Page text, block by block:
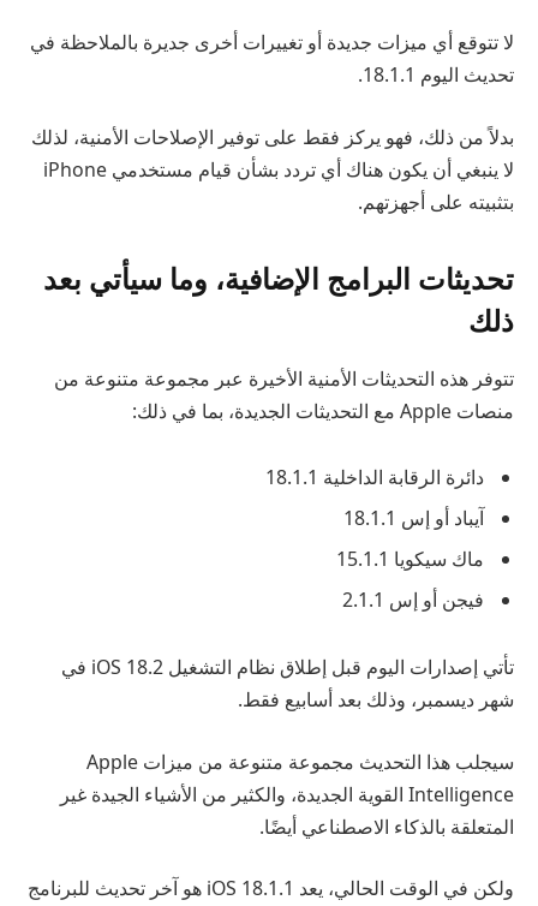
لا تتوقع أي ميزات جديدة أو تغييرات أخرى جديرة بالملاحظة في
تحديث اليوم 18.1.1.
بدلاً من ذلك، فهو يركز فقط على توفير الإصلاحات الأمنية، لذلك
لا ينبغي أن يكون هناك أي تردد بشأن قيام مستخدمي iPhone
بتثبيته على أجهزتهم.
تحديثات البرامج الإضافية، وما سيأتي بعد
ذلك
تتوفر هذه التحديثات الأمنية الأخيرة عبر مجموعة متنوعة من
منصات Apple مع التحديثات الجديدة، بما في ذلك:
دائرة الرقابة الداخلية 18.1.1
آيباد أو إس 18.1.1
ماك سيكويا 15.1.1
فيجن أو إس 2.1.1
تأتي إصدارات اليوم قبل إطلاق نظام التشغيل iOS 18.2 في
شهر ديسمبر، وذلك بعد أسابيع فقط.
سيجلب هذا التحديث مجموعة متنوعة من ميزات Apple
Intelligence القوية الجديدة، والكثير من الأشياء الجيدة غير
المتعلقة بالذكاء الاصطناعي أيضًا.
ولكن في الوقت الحالي، يعد iOS 18.1.1 هو آخر تحديث للبرنامج